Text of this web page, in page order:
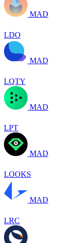
MAD
LDO
MAD
LQTY
MAD
LPT
MAD
LOOKS
MAD
LRC